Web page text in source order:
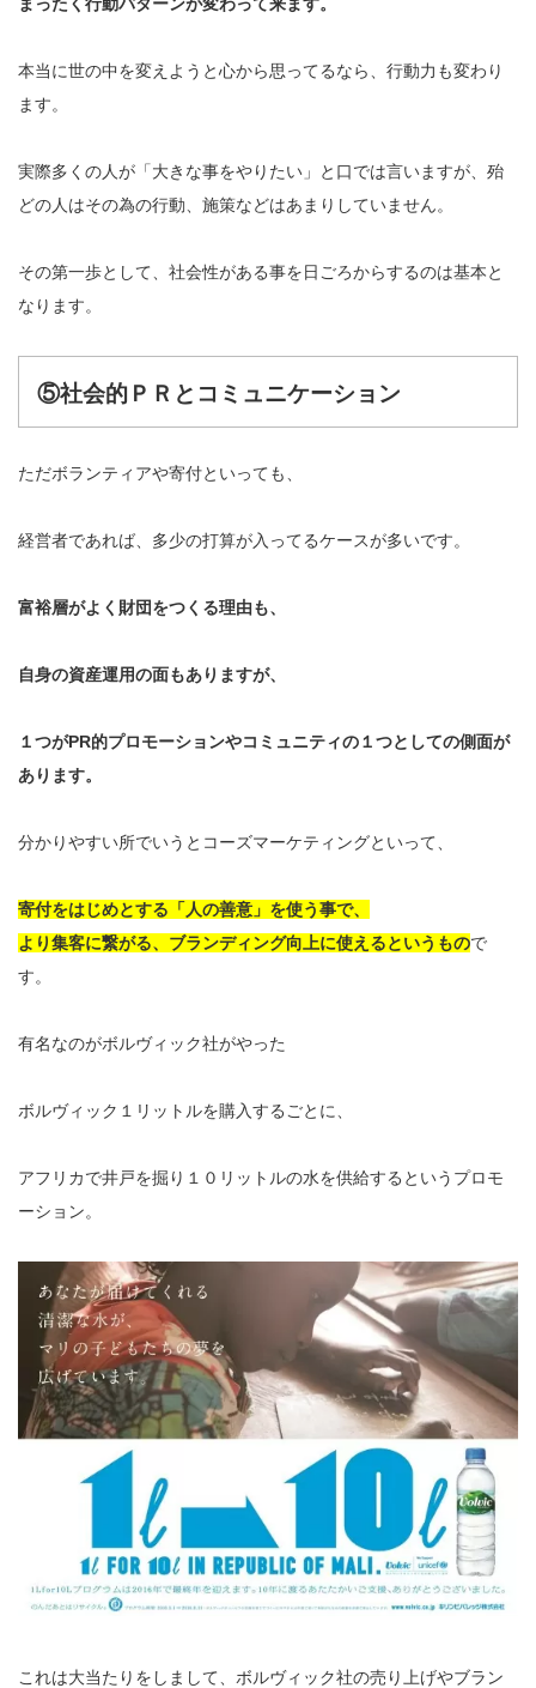
本当に世の中を変えようと心から思ってるなら、行動力も変わり
ます。
実際多くの人が「大きな事をやりたい」と口では言いますが、殆
どの人はその為の行動、施策などはあまりしていません。
その第一歩として、社会性がある事を日ごろからするのは基本と
なります。
⑤社会的ＰＲとコミュニケーション
ただボランティアや寄付といっても、
経営者であれば、多少の打算が入ってるケースが多いです。
富裕層がよく財団をつくる理由も、
自身の資産運用の面もありますが、
１つがPR的プロモーションやコミュニティの１つとしての側面が
あります。
分かりやすい所でいうとコーズマーケティングといって、
寄付をはじめとする「人の善意」を使う事で、
より集客に繋がる、ブランディング向上に使えるというもので
す。
有名なのがボルヴィック社がやった
ボルヴィック１リットルを購入するごとに、
アフリカで井戸を掘り１０リットルの水を供給するというプロモ
ーション。
これは大当たりをしまして、ボルヴィック社の売り上げやブラン